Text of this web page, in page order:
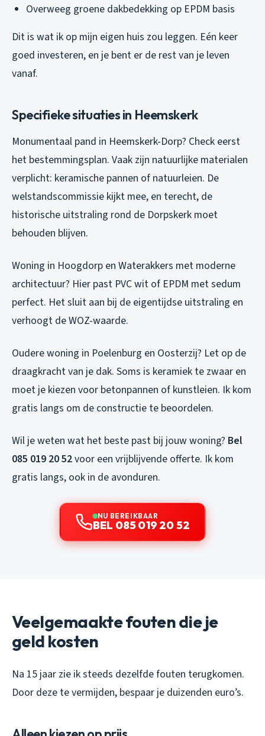
Overweeg groene dakbedekking op EPDM basis
Dit is wat ik op mijn eigen huis zou leggen. Eén keer
goed investeren, en je bent er de rest van je leven
vanaf.
Specifieke situaties in Heemskerk
Monumentaal pand in Heemskerk-Dorp? Check eerst
het bestemmingsplan. Vaak zijn natuurlijke materialen
verplicht: keramische pannen of natuurleien. De
welstandscommissie kijkt mee, en terecht, de
historische uitstraling rond de Dorpskerk moet
behouden blijven.
Woning in Hoogdorp en Waterakkers met moderne
architectuur? Hier past PVC wit of EPDM met sedum
perfect. Het sluit aan bij de eigentijdse uitstraling en
verhoogt de WOZ-waarde.
Oudere woning in Poelenburg en Oosterzij? Let op de
draagkracht van je dak. Soms is keramiek te zwaar en
moet je kiezen voor betonpannen of kunstleien. Ik kom
gratis langs om de constructie te beoordelen.
Wil je weten wat het beste past bij jouw woning? Bel
085 019 20 52voor een vrijblijvende offerte. Ik kom
gratis langs, ook in de avonduren.
NU BEREIKBAAR
BEL 085 019 20 52
Veelgemaakte fouten die je
geld kosten
Na 15 jaar zie ik steeds dezelfde fouten terugkomen.
Door deze te vermijden, bespaar je duizenden euro’s.